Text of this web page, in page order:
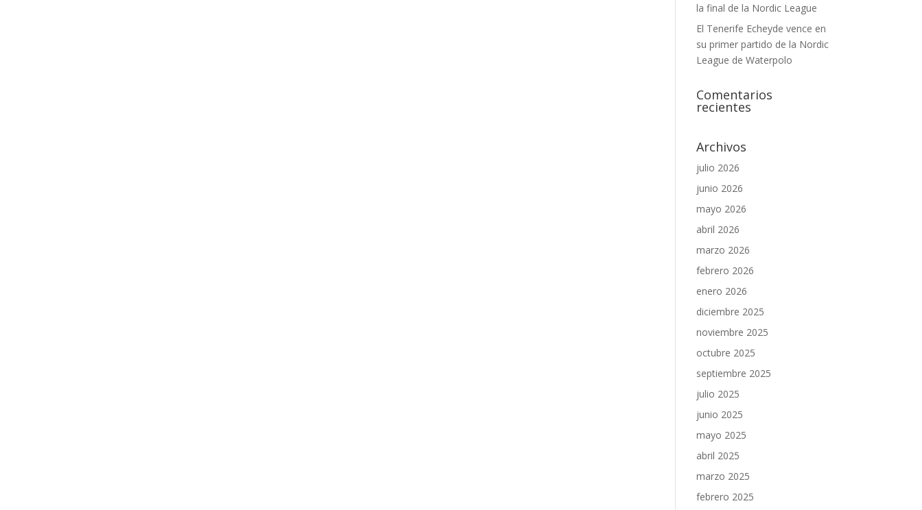
la final de la Nordic League
El Tenerife Echeyde vence en
su primer partido de la Nordic
League de Waterpolo
Comentarios
recientes
Archivos
julio 2026
junio 2026
mayo 2026
abril 2026
marzo 2026
febrero 2026
enero 2026
diciembre 2025
noviembre 2025
octubre 2025
septiembre 2025
julio 2025
junio 2025
mayo 2025
abril 2025
marzo 2025
febrero 2025